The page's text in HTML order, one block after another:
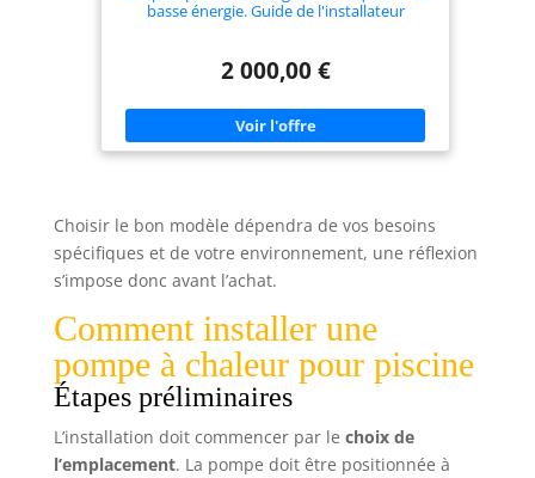
basse énergie. Guide de l'installateur
2 000,00 €
Choisir le bon modèle dépendra de vos besoins
spécifiques et de votre environnement, une réflexion
s’impose donc avant l’achat.
Comment installer une
pompe à chaleur pour piscine
Étapes préliminaires
L’installation doit commencer par le choix de
l’emplacement. La pompe doit être positionnée à